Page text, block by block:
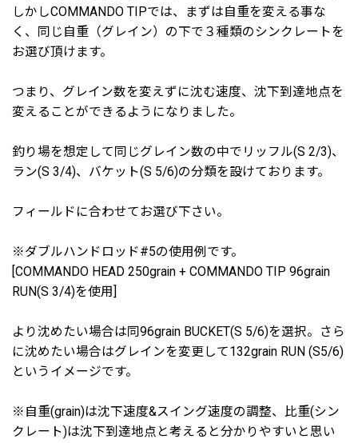
しかしCOMMANDO TIPでは、まずは自重を変える事な
く、同じ自重（グレイン）の下で３種類のシンクレートを
お選び頂けます。
つまり、グレイン数を変えずに沈む速度、沈下到達地点を
変えることができるようになりました。
釣り場を想定して同じグレイン数の中でリッフル(S 2/3)、
ラン(S 3/4)、バケット(S 5/6)の分類を設けております。
フィールドに合わせてお選び下さい。
※ダブルハンドロッド#5の使用例です。
[COMMANDO HEAD 250grain + COMMANDO TIP 96grain
RUN(S 3/4)を使用]
より沈めたい場合は同96grain BUCKET(S 5/6)を選択。さら
に沈めたい場合はグレインを変更して132grain RUN (S5/6)
というイメージです。
※自重(grain)は沈下速度&スイング速度の調整、比重(シン
クレート)は沈下到達地点と考えると分かりやすいと思い